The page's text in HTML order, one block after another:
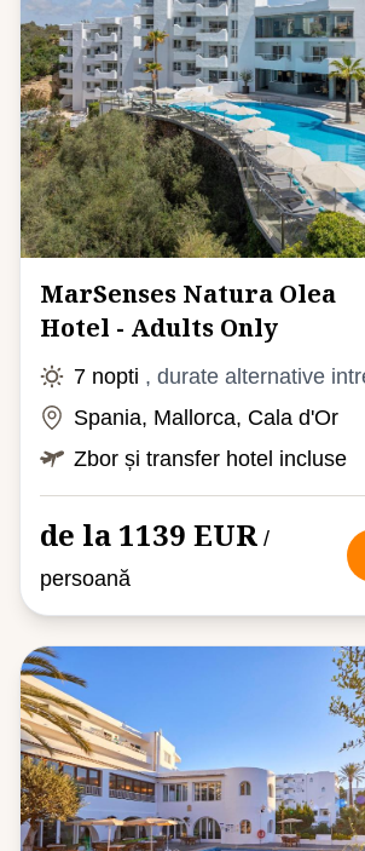
MarSenses Natura Olea
Hotel - Adults Only
7 nopti , durate alternative
Spania, Mallorca, Cala d'Or
Zbor și transfer hotel incluse
de la 1139 EUR /
persoană